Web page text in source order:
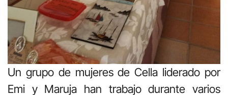
Un grupo de mujeres de Cella liderado por
Emi y Maruja han trabajo durante varios